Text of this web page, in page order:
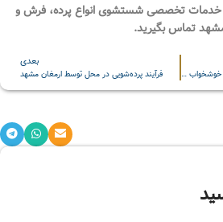
و خدمات تخصصی شستشوی انواع پرده، فرش و
مشهد تماس بگیرید.
چگونه بوی نامطبوع را برای همیشه از خوشخواب خود حذف کنیم؟
بعدی
فرآیند پرده‌شویی در محل توسط ارمغان مشهد